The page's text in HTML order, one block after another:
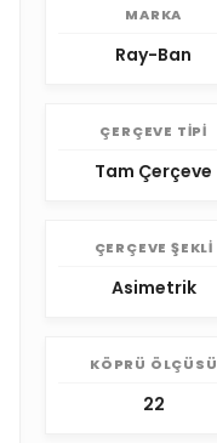
MARKA
Ray-Ban
ÇERÇEVE TIPI
Tam Çerçeve
ÇERÇEVE ŞEKLI
Asimetrik
KÖPRÜ ÖLÇÜSÜ
22